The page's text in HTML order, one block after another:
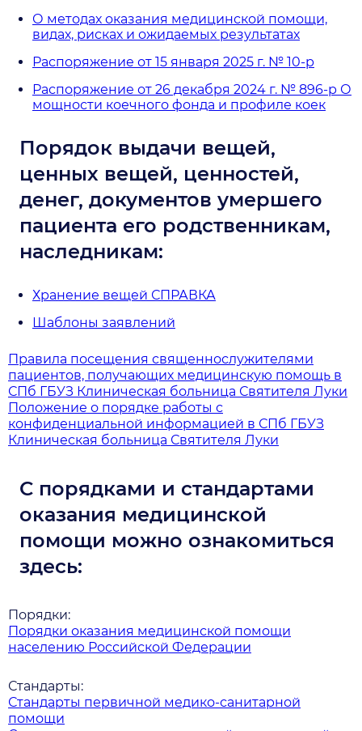
О методах оказания медицинской помощи,
видах, рисках и ожидаемых результатах
Распоряжение от 15 января 2025 г. № 10-р
Распоряжение от 26 декабря 2024 г. № 896-р О
мощности коечного фонда и профиле коек
Порядок выдачи вещей,
ценных вещей, ценностей,
денег, документов умершего
пациента его родственникам,
наследникам:
Хранение вещей СПРАВКА
Шаблоны заявлений
Правила посещения священнослужителями
пациентов, получающих медицинскую помощь в
СПб ГБУЗ Клиническая больница Святителя Луки
Положение о порядке работы с
конфиденциальной информацией в СПб ГБУЗ
Клиническая больница Святителя Луки
С порядками и стандартами
оказания медицинской
помощи можно ознакомиться
здесь:
Порядки:
Порядки оказания медицинской помощи
населению Российской Федерации
Стандарты:
Стандарты первичной медико-санитарной
помощи